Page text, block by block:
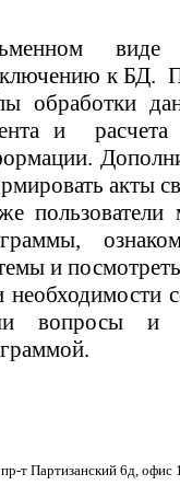
к БД.
обработки
и расчета
акты
и
необходимости
вопросы и
т Партизанский 6д, офис